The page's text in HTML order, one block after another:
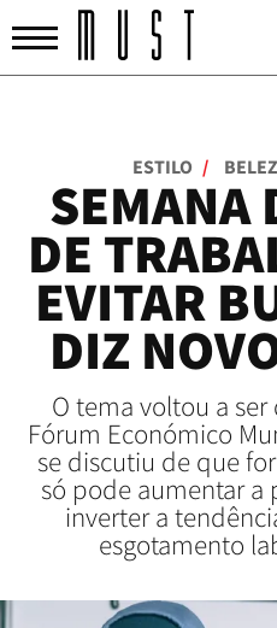
ESTILO /
SEMANA
DE
EVITAR
DIZ
O tema voltou a
Fórum Económico
se discutiu de que
só pode aumentar
inverter a
esgotamento